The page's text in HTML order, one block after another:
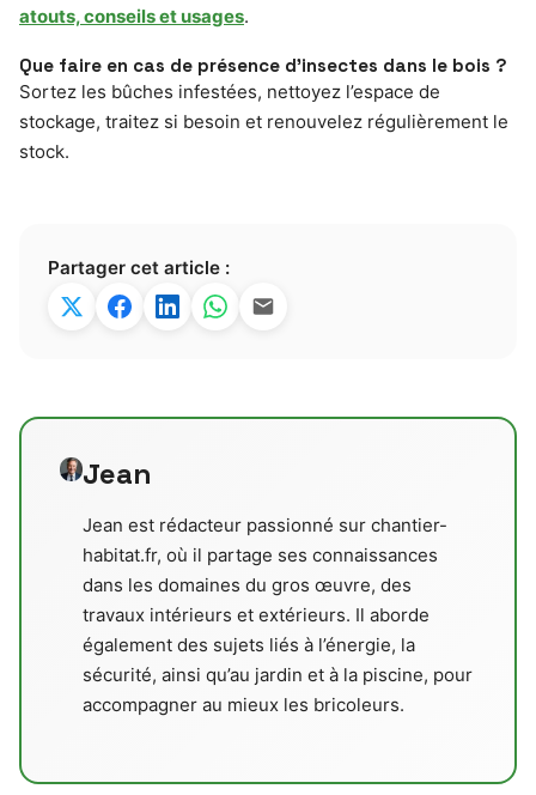
atouts, conseils et usages.
Que faire en cas de présence d’insectes dans le bois ?
Sortez les bûches infestées, nettoyez l’espace de
stockage, traitez si besoin et renouvelez régulièrement le
stock.
Partager cet article :
Jean
Jean est rédacteur passionné sur chantier-
habitat.fr, où il partage ses connaissances
dans les domaines du gros œuvre, des
travaux intérieurs et extérieurs. Il aborde
également des sujets liés à l’énergie, la
sécurité, ainsi qu’au jardin et à la piscine, pour
accompagner au mieux les bricoleurs.